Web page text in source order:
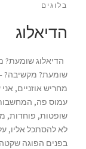
בלוגים
הדיאלוג
הדיאלוג שומעת?
שומעת? מקשיבה? –
מחריש אוזניים,
עמוס פה,
שופטות, פוחדות,
לא להסתכל אליו,
בפנים הפוגה